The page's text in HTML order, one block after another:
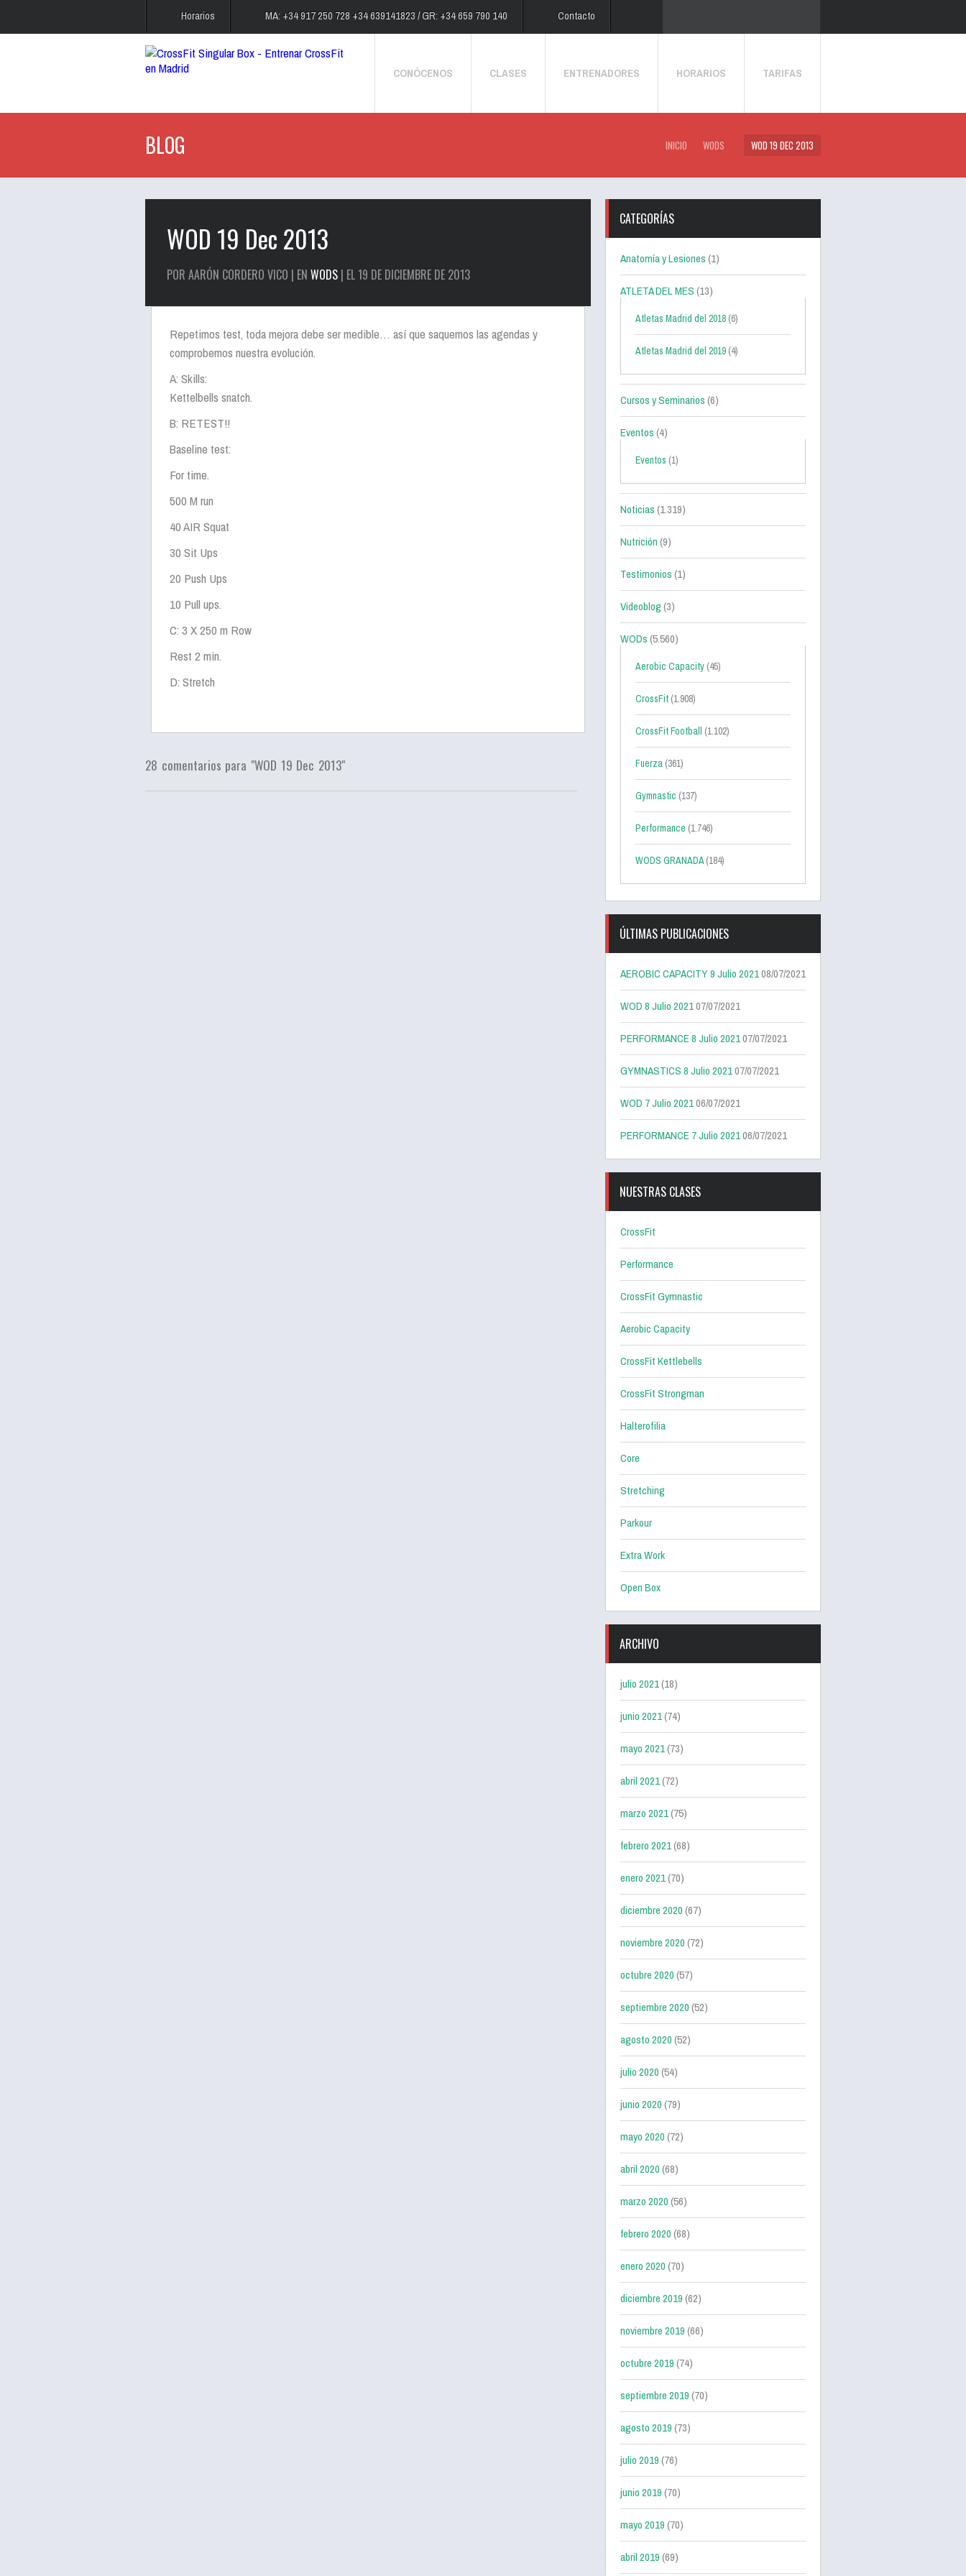
Horarios MA: +34 917 250 728 +34 639141823 / GR: +34 659 790 140 Contacto
CONÓCENOS CLASES ENTRENADORES HORARIOS TARIFAS
BLOG INICIO WODS WOD 19 DEC 2013
WOD 19 Dec 2013
POR AARÓN CORDERO VICO | EN WODS | EL 19 DE DICIEMBRE DE 2013
Repetimos test, toda mejora debe ser medible… así que saquemos las agendas y
comprobemos nuestra evolución.
A: Skills:
Kettelbells snatch.
B: RETEST!!
Baseline test:
For time.
500 M run
40 AIR Squat
30 Sit Ups
20 Push Ups
10 Pull ups.
C: 3 X 250 m Row
Rest 2 min.
D: Stretch
28 comentarios para "WOD 19 Dec 2013"
CATEGORÍAS
Anatomía y Lesiones(1)
ATLETA DEL MES(13)
Atletas Madrid del 2018 (6)
Atletas Madrid del 2019 (4)
Cursos y Seminarios(6)
Eventos(4)
Eventos (1)
Noticias(1.319)
Nutrición(9)
Testimonios(1)
Videoblog(3)
WODs(5.560)
Aerobic Capacity (45)
CrossFit (1.908)
CrossFit Football (1.102)
Fuerza (361)
Gymnastic (137)
Performance (1.746)
WODS GRANADA(184)
ÚLTIMAS PUBLICACIONES
AEROBIC CAPACITY 9 Julio 202108/07/2021
WOD 8 Julio 202107/07/2021
PERFORMANCE 8 Julio 202107/07/2021
GYMNASTICS 8 Julio 202107/07/2021
WOD 7 Julio 202106/07/2021
PERFORMANCE 7 Julio 202106/07/2021
NUESTRAS CLASES
CrossFit
Performance
CrossFit Gymnastic
Aerobic Capacity
CrossFit Kettlebells
CrossFit Strongman
Halterofilia
Core
Stretching
Parkour
Extra Work
Open Box
ARCHIVO
julio 2021(18)
junio 2021(74)
mayo 2021(73)
abril 2021(72)
marzo 2021(75)
febrero 2021(68)
enero 2021(70)
diciembre 2020(67)
noviembre 2020(72)
octubre 2020(57)
septiembre 2020(52)
agosto 2020(52)
julio 2020(54)
junio 2020(79)
mayo 2020(72)
abril 2020(68)
marzo 2020(56)
febrero 2020(68)
enero 2020(70)
diciembre 2019(62)
noviembre 2019(66)
octubre 2019(74)
septiembre 2019(70)
agosto 2019(73)
julio 2019(76)
junio 2019(70)
mayo 2019(70)
abril 2019(69)